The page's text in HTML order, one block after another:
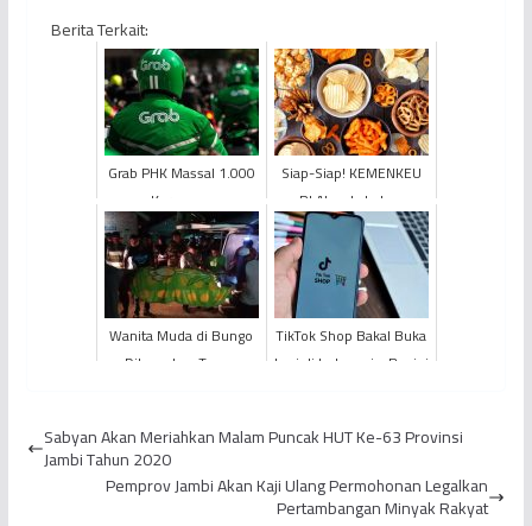
Berita Terkait:
Grab PHK Massal 1.000
Karyawan
Siap-Siap! KEMENKEU
RI Akan Lakukan
Pemungutan Cukai
Makanan Asin
Wanita Muda di Bungo
Ditemukan Tewas
Pembunuhan dan Pe...
TikTok Shop Bakal Buka
Lagi di Indonesia, Begini
Sabyan Akan Meriahkan Malam Puncak HUT Ke-63 Provinsi
Jambi Tahun 2020
Pemprov Jambi Akan Kaji Ulang Permohonan Legalkan
Pertambangan Minyak Rakyat